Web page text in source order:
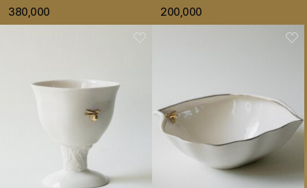
380,000 200,000